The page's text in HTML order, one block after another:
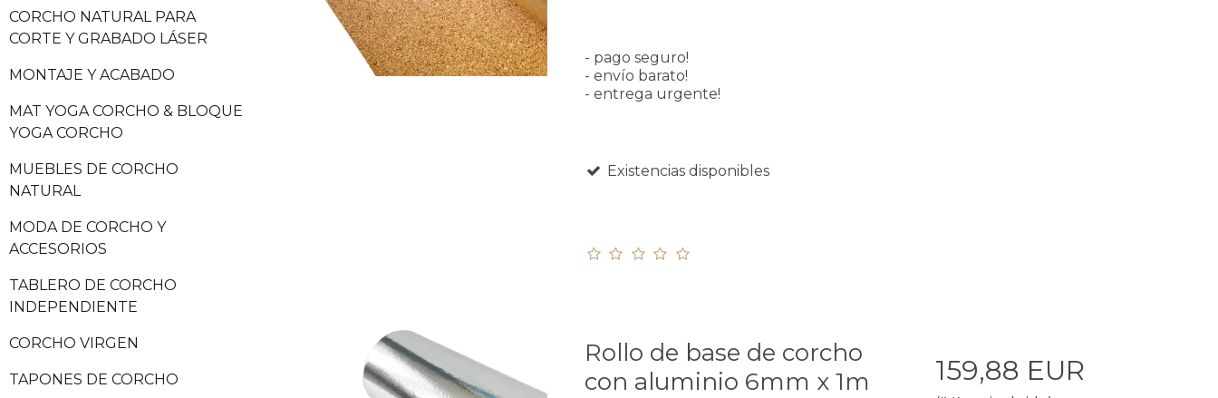
CORCHO NATURAL PARA
CORTE Y GRABADO LÁSER
MONTAJE Y ACABADO
MAT YOGA CORCHO & BLOQUE
YOGA CORCHO
MUEBLES DE CORCHO
NATURAL
MODA DE CORCHO Y
ACCESORIOS
TABLERO DE CORCHO
INDEPENDIENTE
CORCHO VIRGEN
TAPONES DE CORCHO
- pago seguro!
- envío barato!
- entrega urgente!
Existencias disponibles
Rollo de base de corcho
con aluminio 6mm x 1m
159,88 EUR